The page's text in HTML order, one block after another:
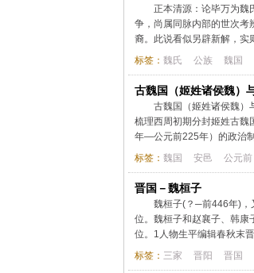
正本清源：论毕万为魏
争，尚属同脉内部的世次考
裔。此说看似另辟新解，实
标签： 魏氏 公族 魏国
古魏国（姬姓诸侯魏）
古魏国（姬姓诸侯魏）
梳理西周初期分封姬姓古
年—公元前225年）的政治
标签： 魏国 安邑 公元前
晋国－魏桓子
魏桓子(？─前446年)，
位。魏桓子和赵襄子、韩康
位。1人物生平编辑春秋末
标签： 三家 晋阳 晋国